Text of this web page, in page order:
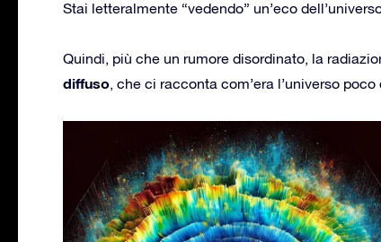
Stai letteralmente “vedendo” un’eco
Quindi, più che un rumore disordinato, la
diffuso, che ci racconta com’era l’universo